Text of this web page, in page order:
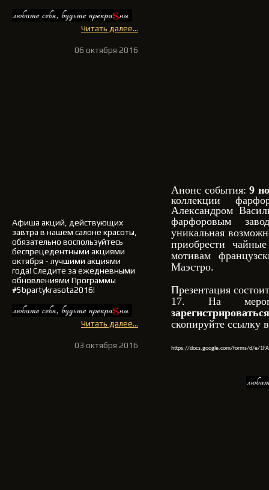
Читать далее...
06 октября 2016
Афиша акций, действующих
завтра в нашем салоне красоты,
обязательно воспользуйтесь
беспрецедентными акциями
октября - лучшими акциями
года! Следите за ежедневными
обновлениями Программы
#5bpartykrasota2016!
Читать далее...
03 октября 2016
Анонс события:9
коллекции
Александром
фарфоровым
уникальная
приобрести
мотивам
Маэстро.
Презентация
17. На
скопируйте ссылку
https://docs.google.com/forms/d/e/